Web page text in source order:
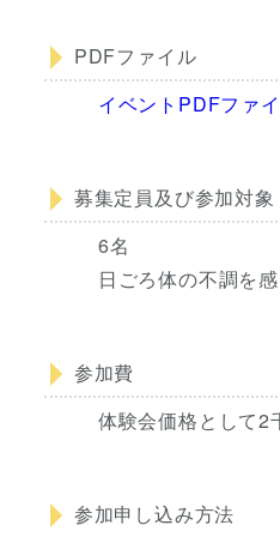
PDFファイル
イベントPDFファ
募集定員及び参加対象
6名
日ごろ体の不調を
参加費
体験会価格として2
参加申し込み方法